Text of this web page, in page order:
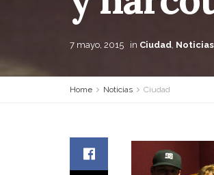
7 mayo, 2015 in Ciudad, Noticias
Home Noticias Ciudad